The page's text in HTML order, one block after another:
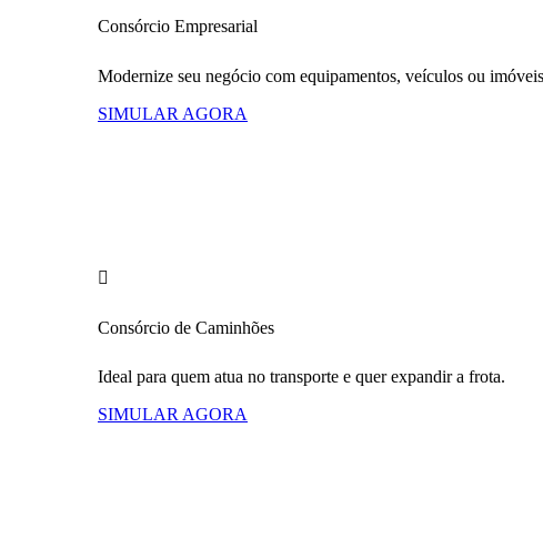
Consórcio Empresarial
Modernize seu negócio com equipamentos, veículos ou
SIMULAR AGORA
Consórcio de Caminhões
Ideal para quem atua no transporte e quer expandir a frota.
SIMULAR AGORA